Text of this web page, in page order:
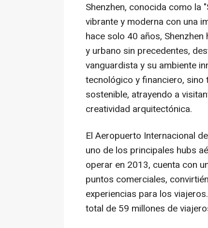
Shenzhen, conocida como la
vibrante y moderna con una
hace solo 40 años,
y urbano sin precedentes,
vanguardista y su ambiente
tecnológico y financiero,
sostenible, atrayendo a
creatividad arquitectónica.
El Aeropuerto Internacional
uno de los principales hubs
operar en 2013, cuenta con
puntos comerciales,
experiencias para los
total de 59 millones de